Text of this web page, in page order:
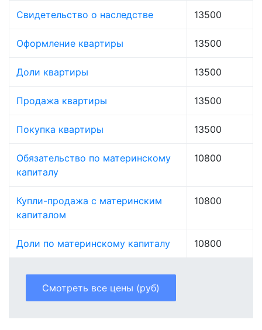
Свидетельство о наследстве 13500
Оформление квартиры 13500
Доли квартиры 13500
Продажа квартиры 13500
Покупка квартиры 13500
Обязательство по материнскому
капиталу
10800
Купли-продажа с материнским
капиталом
10800
Доли по материнскому капиталу 10800
Смотреть все цены (руб)